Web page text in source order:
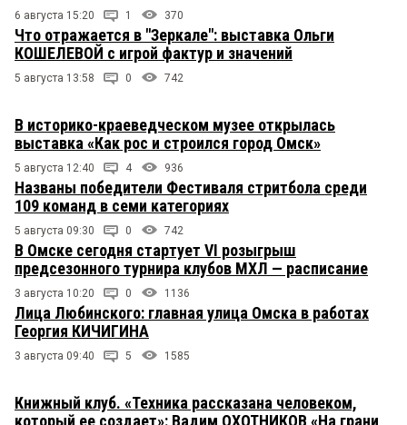
6 августа 15:20 1 370
Что отражается в "Зеркале": выставка Ольги
КОШЕЛЕВОЙ с игрой фактур и значений
5 августа 13:58 0 742
В историко-краеведческом музее открылась
выставка «Как рос и строился город Омск»
5 августа 12:40 4 936
Названы победители Фестиваля стритбола среди
109 команд в семи категориях
5 августа 09:30 0 742
В Омске сегодня стартует VI розыгрыш
предсезонного турнира клубов МХЛ — расписание
3 августа 10:20 0 1136
Лица Любинского: главная улица Омска в работах
Георгия КИЧИГИНА
3 августа 09:40 5 1585
Книжный клуб. «Техника рассказана человеком,
который ее создает»: Вадим ОХОТНИКОВ «На грани